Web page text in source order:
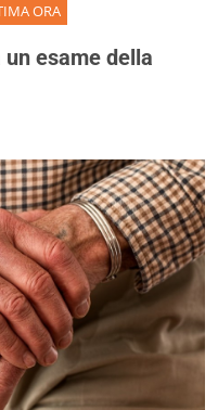
ORA
esame della